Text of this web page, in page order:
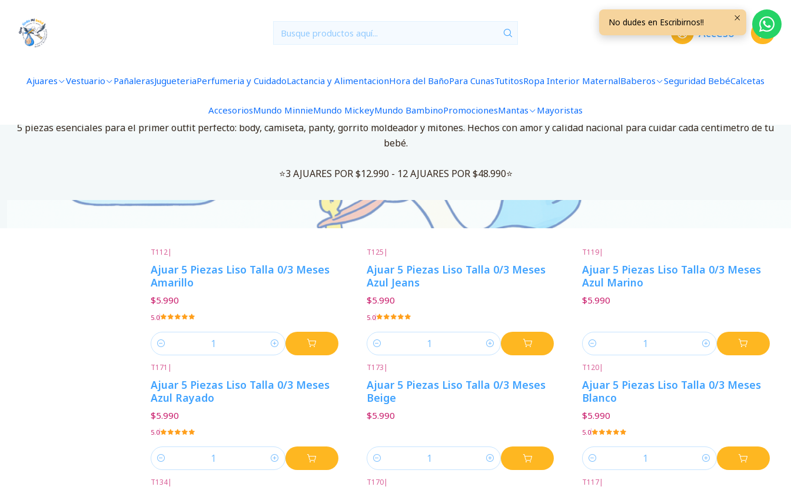
Acceso
Ajuares Vestuario PañalerasJugueteriaPerfumeria y CuidadoLactancia y AlimentacionHora del BañoPara CunasTutitosRopa Interior MaternalBaberos Seguridad BebéCalcetas
AccesoriosMundo MinnieMundo MickeyMundo BambinoPromocionesMantas Mayoristas
0/3 Meses Lisos/Rayados
👶 Ajuares 100% Algodón Hipoalergénico – Suavidad que Abraza 👶
5 piezas esenciales para el primer outfit perfecto: body, camiseta, panty, gorrito moldeador y mitones. Hechos con amor y calidad nacional para cuidar cada centímetro de tu
bebé.
⭐3 AJUARES POR $12.990 - 12 AJUARES POR $48.990⭐
T112|
Ajuar 5 Piezas Liso Talla 0/3 Meses
Amarillo
$5.990
5.0
Cantidad
T125 |
Ajuar 5 Piezas Liso Talla 0/3 Meses
Azul Jeans
$5.990
5.0
Cantidad
T119|
Ajuar 5 Piezas Liso Talla 0/3 Meses
Azul Marino
$5.990
Cantidad
T171 |
Ajuar 5 Piezas Liso Talla 0/3 Meses
Azul Rayado
$5.990
5.0
Cantidad
T173 |
Ajuar 5 Piezas Liso Talla 0/3 Meses
Beige
$5.990
Cantidad
T120|
Ajuar 5 Piezas Liso Talla 0/3 Meses
Blanco
$5.990
5.0
Cantidad
T134| T170| T117|
No dudes en Escribirnos!!